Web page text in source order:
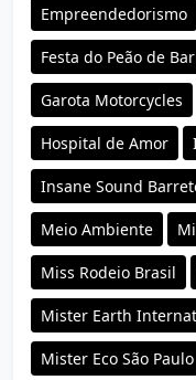
Empreendedorismo
Festa do Peão de
Garota Motorcycles
Hospital de Amor
Insane Sound
Meio Ambiente
Miss Rodeio Brasil
Mister Earth
Mister Eco São Paulo